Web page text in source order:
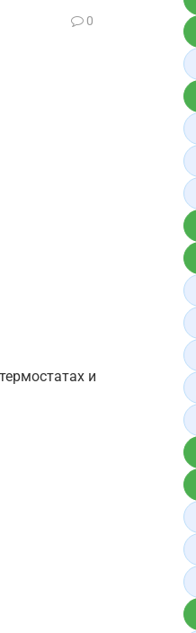
0
и